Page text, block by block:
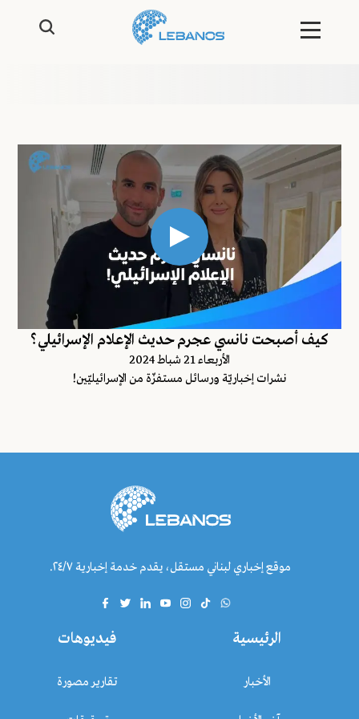
كيف أصبحت نانسي عجرم حديث الإعلام الإسرائيلي؟
اﻷربعاء 21 شباط 2024
نشرات إخباريّة ورسائل مستفزّة من الإسرائيليّين!
موقع إخباري لبناني مستقل، يقدم خدمة إخبارية ٢٤/٧.
الرئيسية
الأخبار
فيديوهات
تقارير مصورة